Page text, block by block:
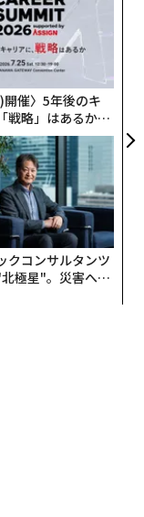
開催〉5年後のキ
戦略」はあるか。
ゼクティブのキャ
る1日│CAREER S
クコンサルタンツ
極星"。災害への